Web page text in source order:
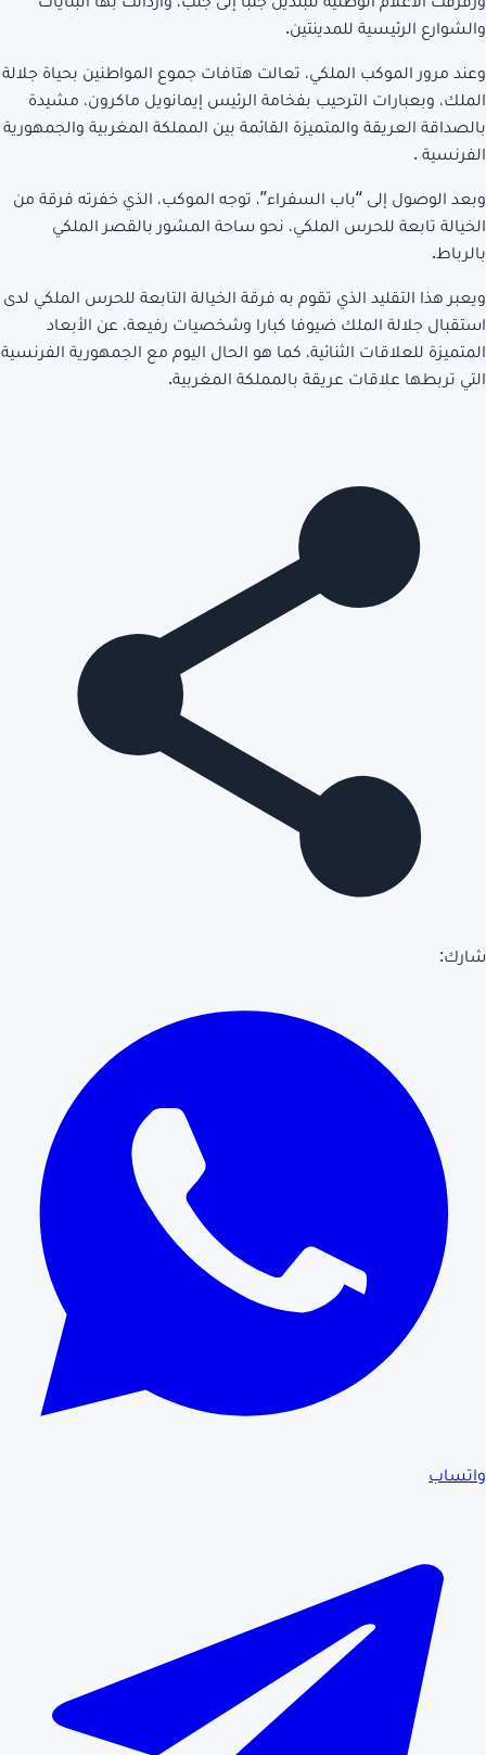
والشوارع الرئيسية للمدينتين.
وعند مرور الموكب الملكي، تعالت هتافات جموع المواطنين بحياة جلالة
الملك، وبعبارات الترحيب بفخامة الرئيس إيمانويل ماكرون، مشيدة
بالصداقة العريقة والمتميزة القائمة بين المملكة المغربية والجمهورية
الفرنسية .
وبعد الوصول إلى “باب السفراء”، توجه الموكب، الذي خفرته فرقة من
الخيالة تابعة للحرس الملكي، نحو ساحة المشور بالقصر الملكي
بالرباط.
ويعبر هذا التقليد الذي تقوم به فرقة الخيالة التابعة للحرس الملكي لدى
استقبال جلالة الملك ضيوفا كبارا وشخصيات رفيعة، عن الأبعاد
المتميزة للعلاقات الثنائية، كما هو الحال اليوم مع الجمهورية الفرنسية
التي تربطها علاقات عريقة بالمملكة المغربية.
شارك:
واتساب